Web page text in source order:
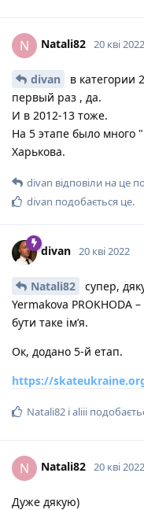
N Natali82 20 кві 2022
divan
в категории
первый раз , да.
И в 2012-13 тоже.
На 5 этапе было много
Харькова.
divan відповіли на це
divan подобається це.
divan 20 кві 2022
Natali82
супер,
Yermakova PROKHODA
бути таке імʼя.
Ок, додано 5-й етап.
https://
Natali82 іaliii
N Natali82 20 кві 2022
Дуже дякую)